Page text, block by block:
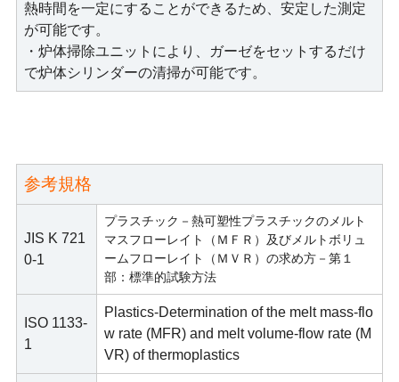
熱時間を一定にすることができるため、安定した測定
が可能です。
・炉体掃除ユニットにより、ガーゼをセットするだけ
で炉体シリンダーの清掃が可能です。
参考規格
JIS K 721
0-1
プラスチック－熱可塑性プラスチックのメルト
マスフローレイト（ＭＦＲ）及びメルトボリュ
ームフローレイト（ＭＶＲ）の求め方－第１
部：標準的試験方法
ISO 1133-
1
Plastics-Determination of the melt mass-flo
w rate (MFR) and melt volume-flow rate (M
VR) of thermoplastics